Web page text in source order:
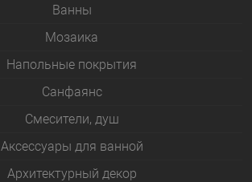
Bанны
Мозаика
Напольные покрытия
Санфаянс
Смесители, душ
Аксессуары для ванной
Архитектурный декор